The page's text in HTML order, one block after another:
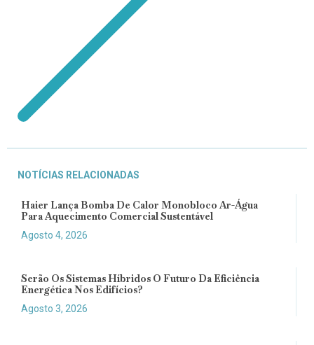
NOTÍCIAS RELACIONADAS
Haier Lança Bomba De Calor Monobloco Ar-Água
Para Aquecimento Comercial Sustentável
Agosto 4, 2026
Serão Os Sistemas Híbridos O Futuro Da Eficiência
Energética Nos Edifícios?
Agosto 3, 2026